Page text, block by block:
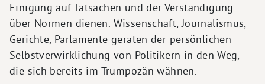
Einigung auf Tatsachen und der Verständigung
über Normen dienen. Wissenschaft, Journalismus,
Gerichte, Parlamente geraten der persönlichen
Selbstverwirklichung von Politikern in den Weg,
die sich bereits im Trumpozän wähnen.